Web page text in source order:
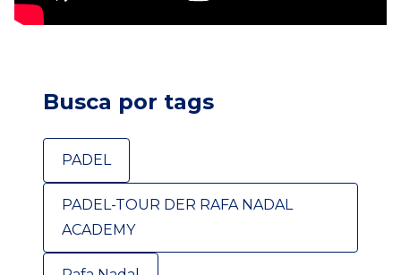
Busca por tags
PADEL
PADEL-TOUR DER RAFA NADAL
ACADEMY